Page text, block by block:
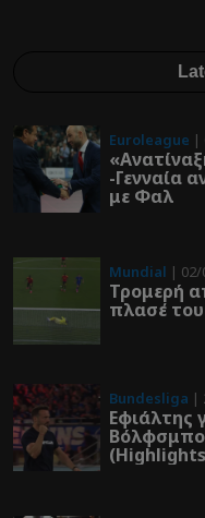
Euroleague |
-Γενναία
με Φαλ
Mundial | 02/
Τρομερή
πλασέ
Bundesliga |
Εφιάλτης